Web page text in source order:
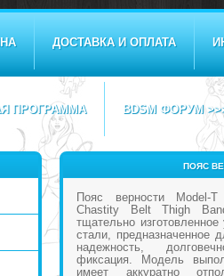
ДОСТАВКА И ОПЛАТА
ПРОГРАММА BDSM ФОРУМ
ПОЯС
Пояс верности Model-
Chastity Belt Thigh
тщательно
стали, предназначенное
надежность,
фиксация. Модель
имеет аккуратно